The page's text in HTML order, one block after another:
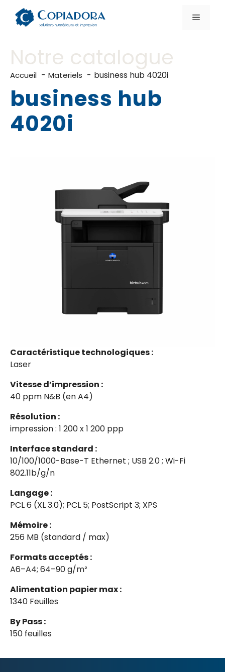
contenu
Menu
Accueil Materiels business hub 4020i
Notre catalogue
business hub
4020i
Caractéristique technologiques :
Laser
Vitesse d’impression :
40 ppm N&B (en A4)
Résolution :
impression : 1 200 x 1 200 ppp
Interface standard :
10/100/1000-Base-T Ethernet ; USB 2.0 ; Wi-Fi
802.11b/g/n
Langage :
PCL 6 (XL 3.0); PCL 5; PostScript 3; XPS
Mémoire :
256 MB (standard / max)
Formats acceptés :
A6–A4; 64–90 g/m²
Alimentation papier max :
1340 Feuilles
By Pass :
150 feuilles